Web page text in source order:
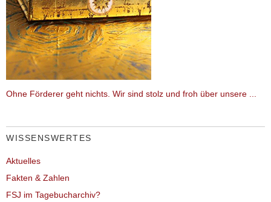
Ohne Förderer geht nichts. Wir sind stolz und froh über unsere ...
WISSENSWERTES
Aktuelles
Fakten & Zahlen
FSJ im Tagebucharchiv?